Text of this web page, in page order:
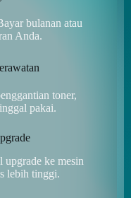
bulanan atau
Anda.
toner,
pakai.
upgrade ke mesin
lebih tinggi.